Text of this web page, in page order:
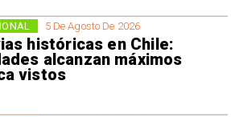
5 De Agosto De 2026
históricas en Chile:
alcanzan máximos
vistos